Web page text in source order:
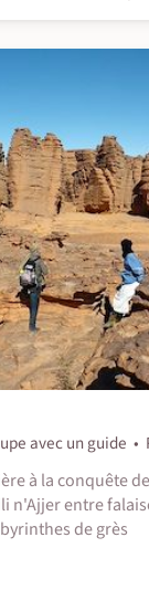
avec un guide
à la conquête
n'Ajjer entre
de grès